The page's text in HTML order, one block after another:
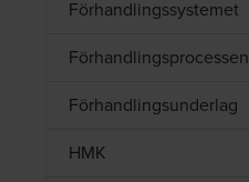
Förhandlingssystemet
Förhandlingsprocessen
Förhandlingsunderlag
HMK